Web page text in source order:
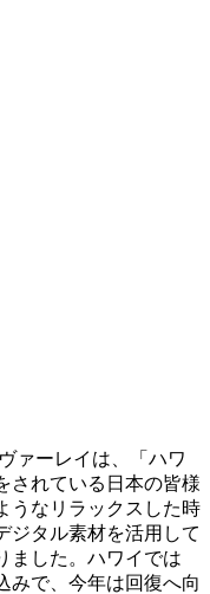
ァーレイは、「ハワ
されている日本の皆様
うなリラックスした時
ジタル素材を活用して
ました。ハワイでは
みで、今年は回復へ向